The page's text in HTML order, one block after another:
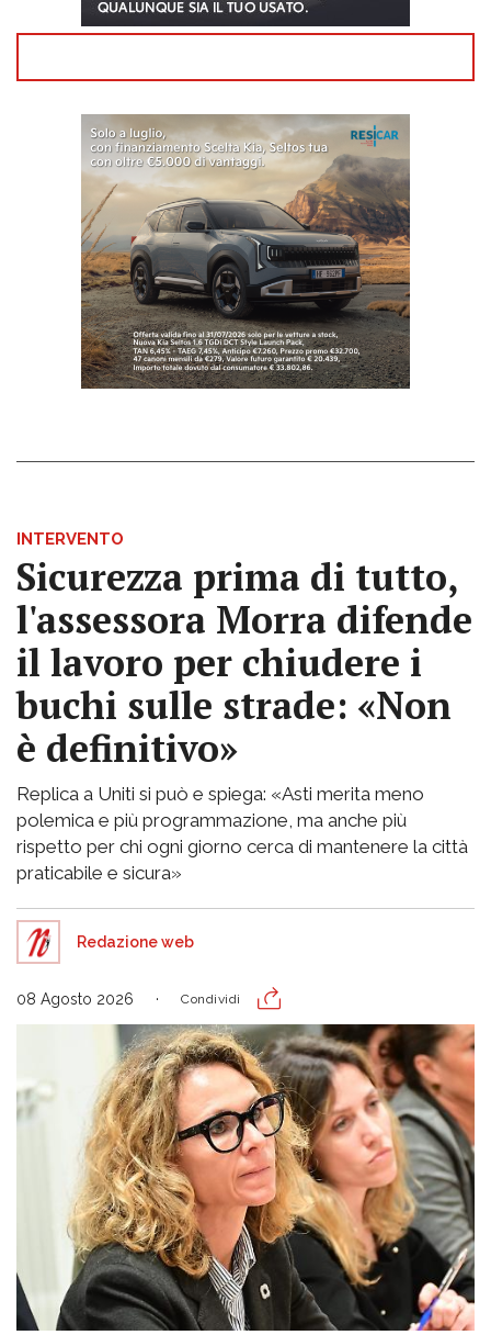
INTERVENTO
Sicurezza prima di tutto,
l'assessora Morra difende
il lavoro per chiudere i
buchi sulle strade: «Non
è definitivo»
Replica a Uniti si può e spiega: «Asti merita meno
polemica e più programmazione, ma anche più
rispetto per chi ogni giorno cerca di mantenere la città
praticabile e sicura»
Redazione web
08 Agosto 2026 Condividi